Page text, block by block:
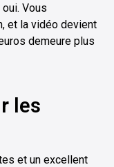
Vous
et la vidéo devient
demeure plus
les
et un excellent